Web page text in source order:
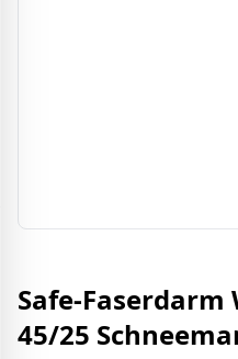
Safe-Faserdarm
45/25